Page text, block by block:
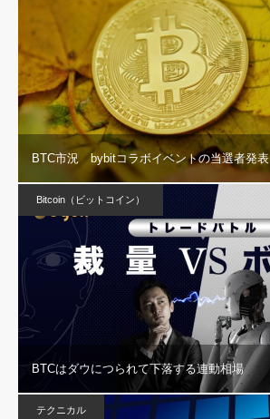
BTC市況 bybitコラボイベントの当選者発表
Bitcoin（ビットコイン）
BTCはダウにつられて下落する連動相場
テクニカル